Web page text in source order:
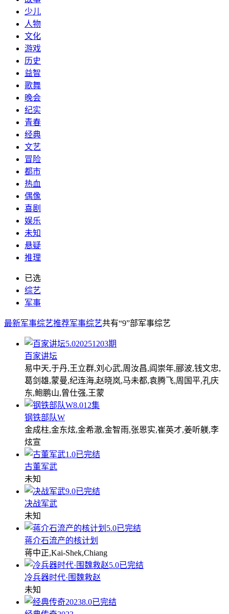
少儿
人物
文化
游戏
历史
益智
歌舞
晚会
纪实
青春
经典
文艺
冒险
都市
热血
偶像
喜剧
娱乐
未知
悬疑
推理
已选
综艺
军事
最新军事综艺推荐军事综艺共有“9”部军事综艺
5.020251203期
百家讲坛
易中天,于丹,王立群,刘心武,周汝昌,阎崇年,郦波,钱文忠,
葛剑雄,蒙曼,纪连海,赵晓岚,马未都,袁腾飞,周国平,孔庆
东,鲍鹏山,曾仕强,王蒙
8.012集
钢铁部队W
金成柱,金东炫,金希澈,金智雨,张恩实,崔英才,姜听躾,李
炫宣
1.0已完结
古董军武
未知
9.0已完结
决战军武
未知
5.0已完结
蒋介石流产的核计划
蒋中正,Kai-Shek,Chiang
5.0已完结
冷兵器时代·围魏救赵
未知
8.0已完结